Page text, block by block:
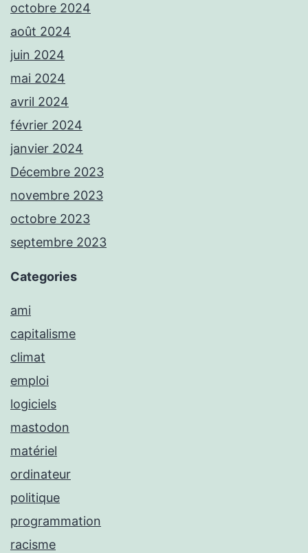
octobre 2024
août 2024
juin 2024
mai 2024
avril 2024
février 2024
janvier 2024
Décembre 2023
novembre 2023
octobre 2023
septembre 2023
Categories
ami
capitalisme
climat
emploi
logiciels
mastodon
matériel
ordinateur
politique
programmation
racisme